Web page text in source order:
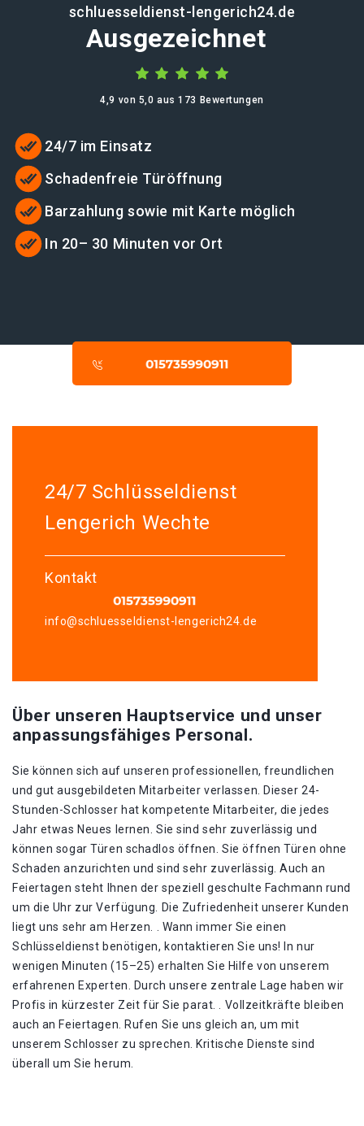
schluesseldienst-lengerich24.de
Ausgezeichnet
4,9 von 5,0 aus 173 Bewertungen
24/7 im Einsatz
Schadenfreie Türöffnung
Barzahlung sowie mit Karte möglich
In 20– 30 Minuten vor Ort
24/7 Schlüsseldienst
Lengerich Wechte
Kontakt
info@schluesseldienst-lengerich24.de
Über unseren Hauptservice und unser
anpassungsfähiges Personal.
Sie können sich auf unseren professionellen, freundlichen
und gut ausgebildeten Mitarbeiter verlassen. Dieser 24-
Stunden-Schlosser hat kompetente Mitarbeiter, die jedes
Jahr etwas Neues lernen. Sie sind sehr zuverlässig und
können sogar Türen schadlos öffnen. Sie öffnen Türen ohne
Schaden anzurichten und sind sehr zuverlässig. Auch an
Feiertagen steht Ihnen der speziell geschulte Fachmann rund
um die Uhr zur Verfügung. Die Zufriedenheit unserer Kunden
liegt uns sehr am Herzen. . Wann immer Sie einen
Schlüsseldienst benötigen, kontaktieren Sie uns! In nur
wenigen Minuten (15–25) erhalten Sie Hilfe von unserem
erfahrenen Experten. Durch unsere zentrale Lage haben wir
Profis in kürzester Zeit für Sie parat. . Vollzeitkräfte bleiben
auch an Feiertagen. Rufen Sie uns gleich an, um mit
unserem Schlosser zu sprechen. Kritische Dienste sind
überall um Sie herum.